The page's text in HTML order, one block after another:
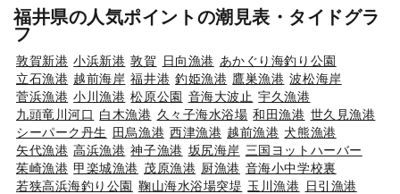
福井県の人気ポイントの潮見表・タイドグラ
フ
敦賀新港 小浜新港 敦賀 日向漁港 あかぐり海釣り公園
立石漁港 越前海岸 福井港 釣姫漁港 鷹巣漁港 波松海岸
菅浜漁港 小川漁港 松原公園 音海大波止 宇久漁港
九頭竜川河口 白木漁港 久々子海水浴場 和田漁港 世久見漁港
シーパーク丹生 田烏漁港 西津漁港 越前漁港 犬熊漁港
矢代漁港 高浜漁港 神子漁港 坂尻海岸 三国ヨットハーバー
茱崎漁港 甲楽城漁港 茂原漁港 厨漁港 音海小中学校裏
若狭高浜海釣り公園 鞠山海水浴場突堤 玉川漁港 日引漁港